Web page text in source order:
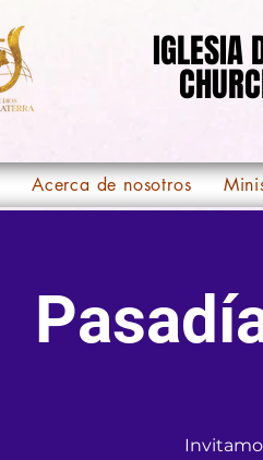
IGLESIA
IGLESIA
Acerca de nosotros